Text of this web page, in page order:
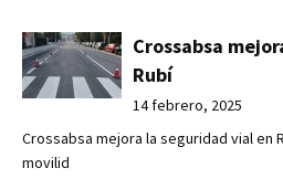
Crossabsa
Rubí
14 febrero, 2025
Crossabsa mejora la seguridad vial en
movilid